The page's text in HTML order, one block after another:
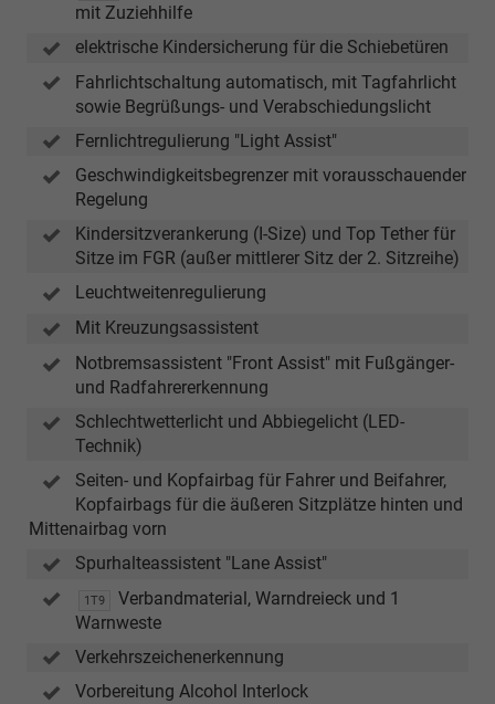
mit Zuziehhilfe
elektrische Kindersicherung für die Schiebetüren
Fahrlichtschaltung automatisch, mit Tagfahrlicht
sowie Begrüßungs- und Verabschiedungslicht
Fernlichtregulierung "Light Assist"
Geschwindigkeitsbegrenzer mit vorausschauender
Regelung
Kindersitzverankerung (I-Size) und Top Tether für
Sitze im FGR (außer mittlerer Sitz der 2. Sitzreihe)
Leuchtweitenregulierung
Mit Kreuzungsassistent
Notbremsassistent "Front Assist" mit Fußgänger-
und Radfahrererkennung
Schlechtwetterlicht und Abbiegelicht (LED-
Technik)
Seiten- und Kopfairbag für Fahrer und Beifahrer,
Kopfairbags für die äußeren Sitzplätze hinten und
Mittenairbag vorn
Spurhalteassistent "Lane Assist"
1T9
Verbandmaterial, Warndreieck und 1
Warnweste
Verkehrszeichenerkennung
Vorbereitung Alcohol Interlock